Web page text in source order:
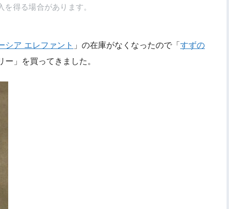
得る場合があります。
シア エレファント 」の在庫がなくなったので「 すずの
ー」を買ってきました。